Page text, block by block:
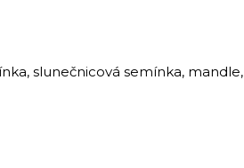
slunečnicová semínka, mandle,